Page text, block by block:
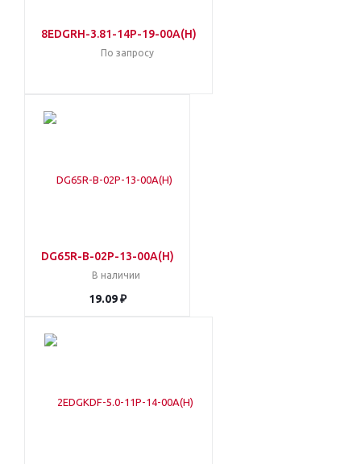
8EDGRH-3.81-14P-19-00A(H)
По запросу
DG65R-B-02P-13-00A(H)
В наличии
19.09 ₽